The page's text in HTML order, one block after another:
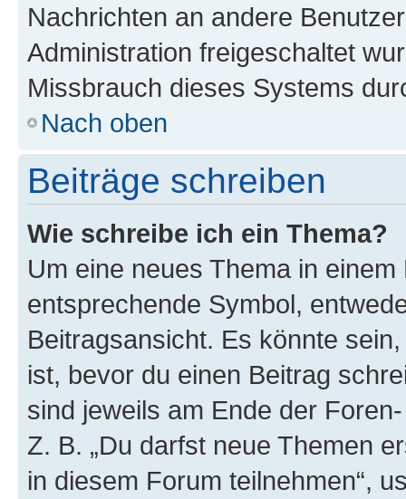
Nachrichten an andere
Administration freigeschaltet
Missbrauch dieses Systems
Nach oben
Beiträge schreiben
Wie schreibe ich ein Thema?
Um eine neues Thema in
entsprechende Symbol,
Beitragsansicht. Es könnte
ist, bevor du einen Beitrag
sind jeweils am Ende der
Z. B. „Du darfst neue Themen
in diesem Forum teilnehmen“,